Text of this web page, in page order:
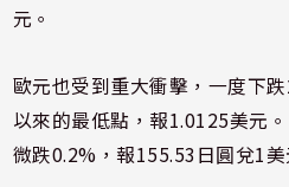
元。
歐元也受到重大衝擊，一度下
以來的最低點，報1.0125美元
微跌0.2%，報155.53日圓兌1美